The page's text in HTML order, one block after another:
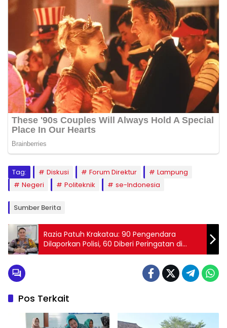
Tag: Diskusi Forum Direktur
Lampung
Negeri
Politeknik se-Indonesia
Sumber Berita
Razia Patuh Krakatau: 90 Pengendara
Dilaporkan Polisi, 60 Diberi Peringatan di
Bandar Lampung
Pos Terkait